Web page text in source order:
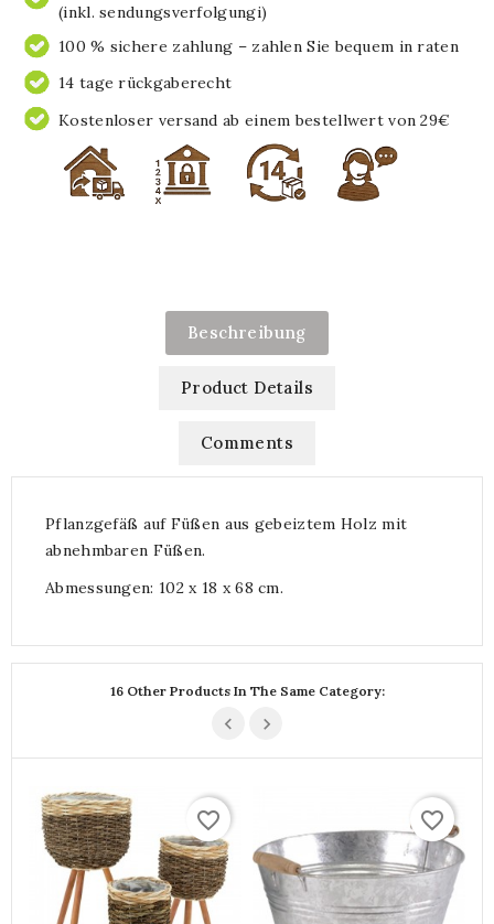
(inkl. sendungsverfolgungi)
100 % sichere zahlung – zahlen Sie bequem in raten
14 tage rückgaberecht
Kostenloser versand ab einem bestellwert von 29€
Beschreibung
Product Details
Comments
Pflanzgefäß auf Füßen aus gebeiztem Holz mit
abnehmbaren Füßen.
Abmessungen: 102 x 18 x 68 cm.
16 Other Products In The Same Category:
favorite_border favorite_border